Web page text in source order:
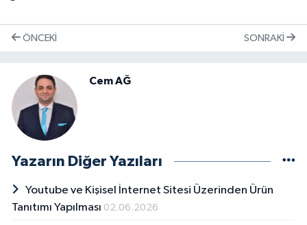
ÖNCEKI SONRAKI
Cem AĞ
Yazarın Diğer Yazıları
Youtube ve Kişisel İnternet Sitesi Üzerinden Ürün
Tanıtımı Yapılması 02.06.2026